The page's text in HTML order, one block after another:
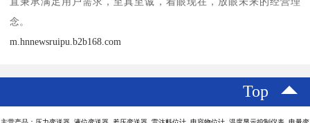
念。
m.hnnewsruipu.b2b168.com
Top